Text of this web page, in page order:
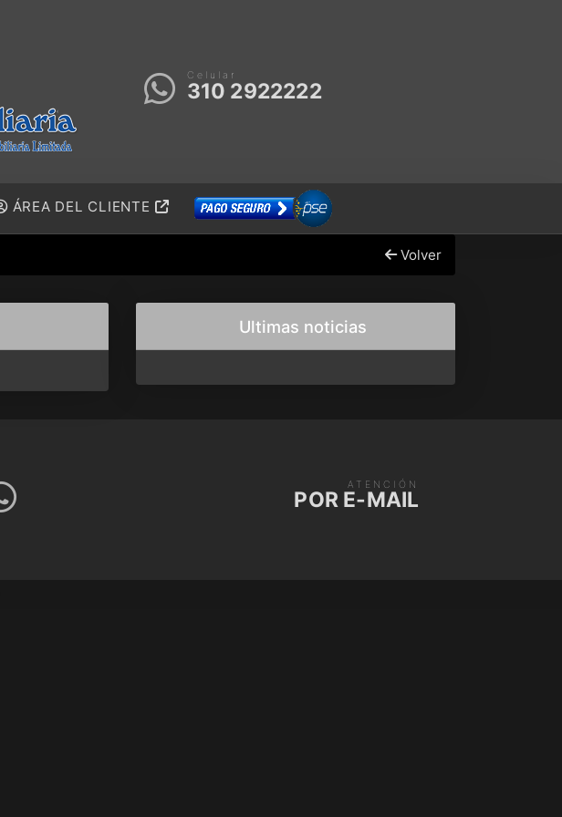
Celular
310 2922222
ÁREA DEL CLIENTE
Volver
Ultimas noticias
ATENCIÓN
POR E-MAIL